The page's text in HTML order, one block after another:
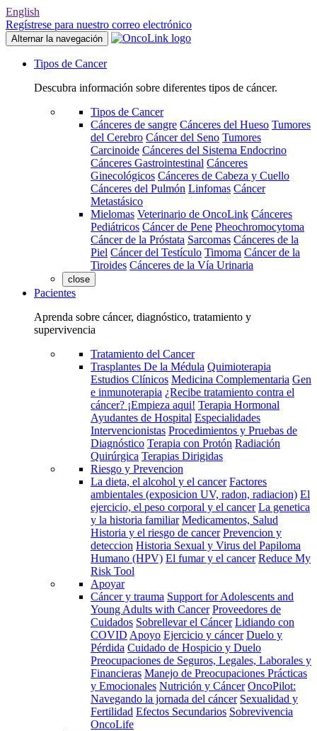
English
Regístrese para nuestro correo electrónico
Alternar la navegación
Tipos de Cancer
Descubra información sobre diferentes tipos de cáncer.
Tipos de Cancer
Cánceres de sangre Cánceres del Hueso Tumores
del Cerebro Cáncer del Seno Tumores
Carcinoide Cánceres del Sistema Endocrino
Cánceres Gastrointestinal Cánceres
Ginecológicos Cánceres de Cabeza y Cuello
Cánceres del Pulmón Linfomas Cáncer
Metastásico
Mielomas Veterinario de OncoLink Cánceres
Pediátricos Cáncer de Pene Pheochromocytoma
Cáncer de la Próstata Sarcomas Cánceres de la
Piel Cáncer del Testículo Timoma Cáncer de la
Tiroides Cánceres de la Vía Urinaria
close
Pacientes
Aprenda sobre cáncer, diagnóstico, tratamiento y
supervivencia
Tratamiento del Cancer
Trasplantes De la Médula Quimioterapia
Estudios Clínicos Medicina Complementaria Gen
e inmunoterapia ¿Recibe tratamiento contra el
cáncer? ¡Empieza aqui! Terapia Hormonal
Ayudantes de Hospital Especialidades
Intervencionistas Procedimientos y Pruebas de
Diagnóstico Terapia con Protón Radiación
Quirúrgica Terapias Dirigidas
Riesgo y Prevencion
La dieta, el alcohol y el cancer Factores
ambientales (exposicion UV, radon, radiacion) El
ejercicio, el peso corporal y el cancer La genetica
y la historia familiar Medicamentos, Salud
Historia y el riesgo de cancer Prevencion y
deteccion Historia Sexual y Virus del Papiloma
Humano (HPV) El fumar y el cancer Reduce My
Risk Tool
Apoyar
Cáncer y trauma Support for Adolescents and
Young Adults with Cancer Proveedores de
Cuidados Sobrellevar el Cáncer Lidiando con
COVID Apoyo Ejercicio y cáncer Duelo y
Pérdida Cuidado de Hospicio y Duelo
Preocupaciones de Seguros, Legales, Laborales y
Financieras Manejo de Preocupaciones Prácticas
y Emocionales Nutrición y Cáncer OncoPilot:
Navegando la jornada del cáncer Sexualidad y
Fertilidad Efectos Secundarios Sobrevivencia
OncoLife